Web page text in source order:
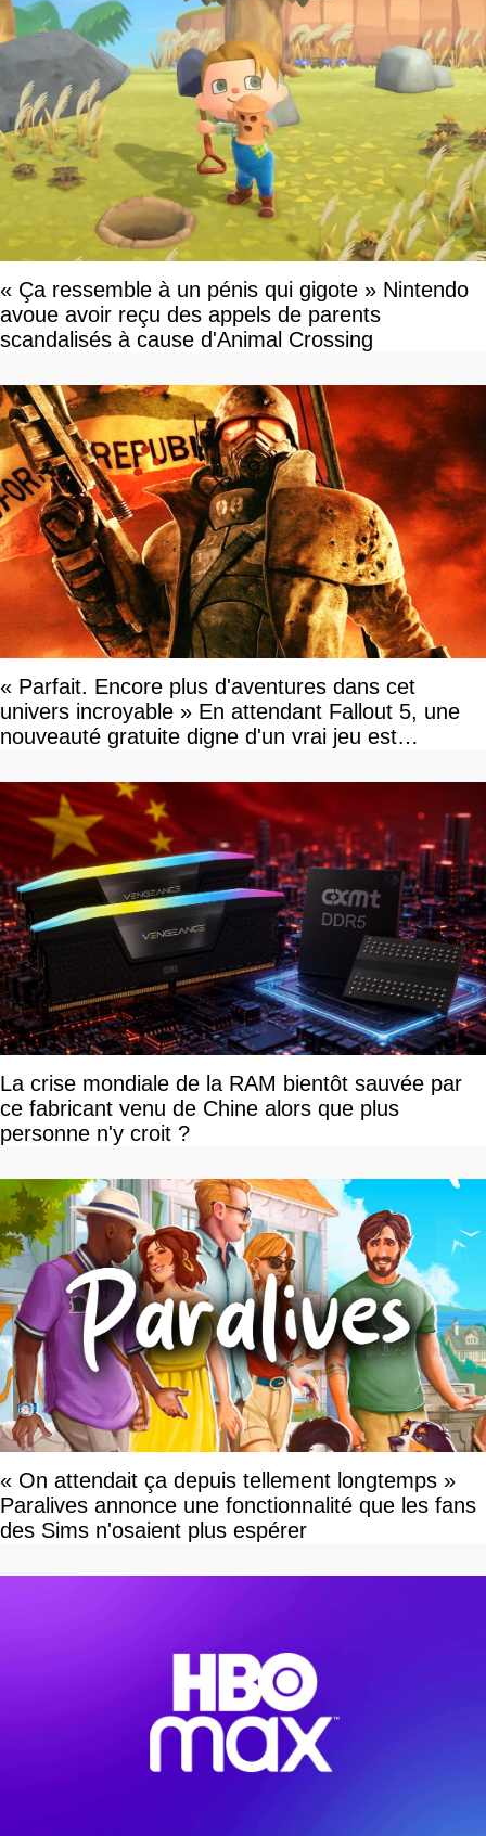
« Ça ressemble à un pénis qui gigote » Nintendo
avoue avoir reçu des appels de parents
scandalisés à cause d'Animal Crossing
« Parfait. Encore plus d'aventures dans cet
univers incroyable » En attendant Fallout 5, une
nouveauté gratuite digne d'un vrai jeu est
La crise mondiale de la RAM bientôt sauvée par
ce fabricant venu de Chine alors que plus
personne n'y croit ?
« On attendait ça depuis tellement longtemps »
Paralives annonce une fonctionnalité que les fans
des Sims n'osaient plus espérer